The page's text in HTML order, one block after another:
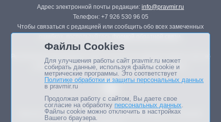
Адрес электронной почты редакции: info@pravmir.ru
Телефон: +7 926 530 96 05
Чтобы связаться с редакцией или сообщить обо всех замеченных
Републикация материалов сайта в печатных изданиях (книгах, прессе)
возможна только с письменного разрешения редакции.
Мнение авторов статей портала может не совпадать с позицией
Файлы Cookies
Для улучшения работы сайт pravmir.ru может
собирать данные, используя файлы cookie и
метрические программы. Это соответствует
Политике обработки и защиты персональных данных
в pravmir.ru
Продолжая работу с сайтом, Вы даете свое
согласие на обработку персональных данных.
Файлы cookie можно отключить в настройках
Вашего браузера.